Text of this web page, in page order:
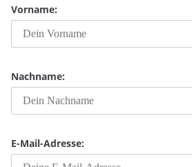
Vorname:
Nachname:
E-Mail-Adresse: